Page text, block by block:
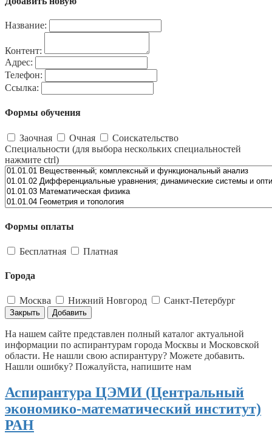
Название:
Контент:
Адрес:
Телефон:
Ссылка:
Формы обучения
Заочная Очная
Соискательство
Специальности (для выбора нескольких специальностей
нажмите ctrl)
Формы оплаты
Бесплатная Платная
Города
Москва Нижний Новгород Санкт-Петербург
Закрыть Добавить
На нашем сайте представлен полный каталог актуальной
информации по аспирантурам города Москвы и Московской
области. Не нашли свою аспирантуру? Можете добавить.
Нашли ошибку? Пожалуйста, напишите нам
Аспирантура ЦЭМИ (Центральный
экономико-математический институт)
РАН